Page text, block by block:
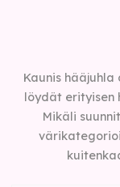
Kaunis hääjuhla
löydät erityisen
Mikäli